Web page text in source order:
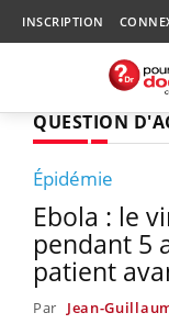
INSCRIPTION
QUESTION
Épidémie
Ebola : le
pendant 5
patient
Par Jean-